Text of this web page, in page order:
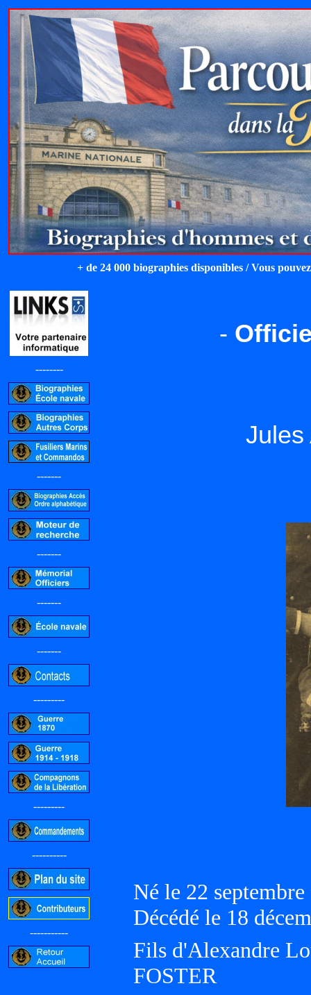
+ de 24 000 biographies disponibles / Vous
--------
-------
-------
-------
-------
---------
---------
----------
-----------
-
Jules
Né le 22
Décédé le 18
Fils d'Alexandre
FOSTER